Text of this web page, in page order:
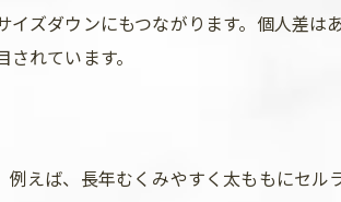
ばれる理由とは
的な組み合わせ方
を徹底紹介
ズダウンにもつながります。個人差は
れています。
えば、長年むくみやすく太ももにセル